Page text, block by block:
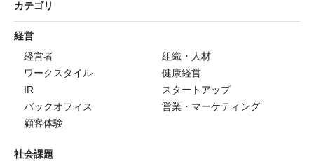
カテゴリ
経営
経営者
組織・人材
ワークスタイル
健康経営
IR
スタートアップ
バックオフィス
営業・マーケティング
顧客体験
社会課題